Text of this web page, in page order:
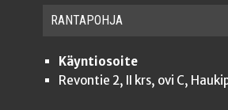
RAN­TA­POH­JA
Käyntiosoite
Revontie 2, II krs, ovi C,